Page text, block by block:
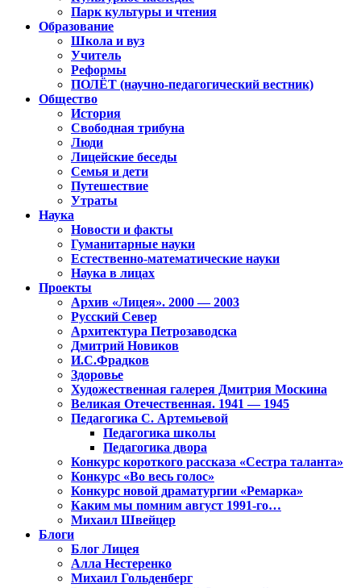
Парк культуры и чтения
Образование
Школа и вуз
Учитель
Реформы
ПОЛЁТ (научно-педагогический вестник)
Общество
История
Свободная трибуна
Люди
Лицейские беседы
Семья и дети
Путешествие
Утраты
Наука
Новости и факты
Гуманитарные науки
Естественно-математические науки
Наука в лицах
Проекты
Архив «Лицея». 2000 — 2003
Русский Север
Архитектура Петрозаводска
Дмитрий Новиков
И.С.Фрадков
Здоровье
Художественная галерея Дмитрия Москина
Великая Отечественная. 1941 — 1945
Педагогика С. Артемьевой
Педагогика школы
Педагогика двора
Конкурс короткого рассказа «Сестра таланта»
Конкурс «Во весь голос»
Конкурс новой драматургии «Ремарка»
Каким мы помним август 1991-го…
Михаил Швейцер
Блоги
Блог Лицея
Алла Нестеренко
Михаил Гольденберг